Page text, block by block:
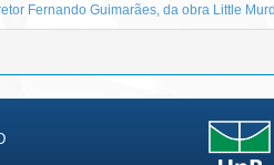
Fernando Guimarães, da obra Little